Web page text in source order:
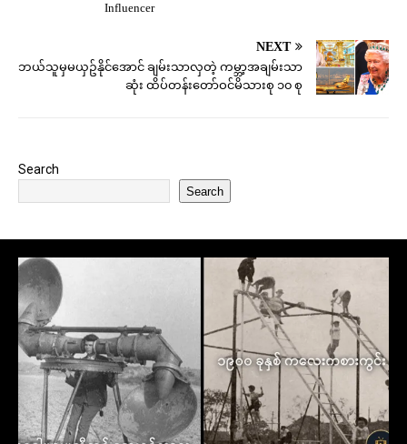
Influencer
NEXT
ဘယ်သူမှမယှဥ်နိုင်အောင် ချမ်းသာလှတဲ့ ကမ္ဘာ့အချမ်းသာ
ဆုံး ထိပ်တန်းတော်ဝင်မိသားစု ၁၀ စု
Search
Search